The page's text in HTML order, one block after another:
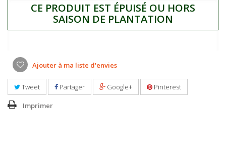
CE PRODUIT EST ÉPUISÉ OU HORS
SAISON DE PLANTATION
Ajouter à ma liste d'envies
Tweet Partager Google+ Pinterest
Imprimer